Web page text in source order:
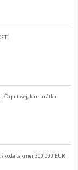
Čaputovej, kamarátka
takmer 300 000 EUR